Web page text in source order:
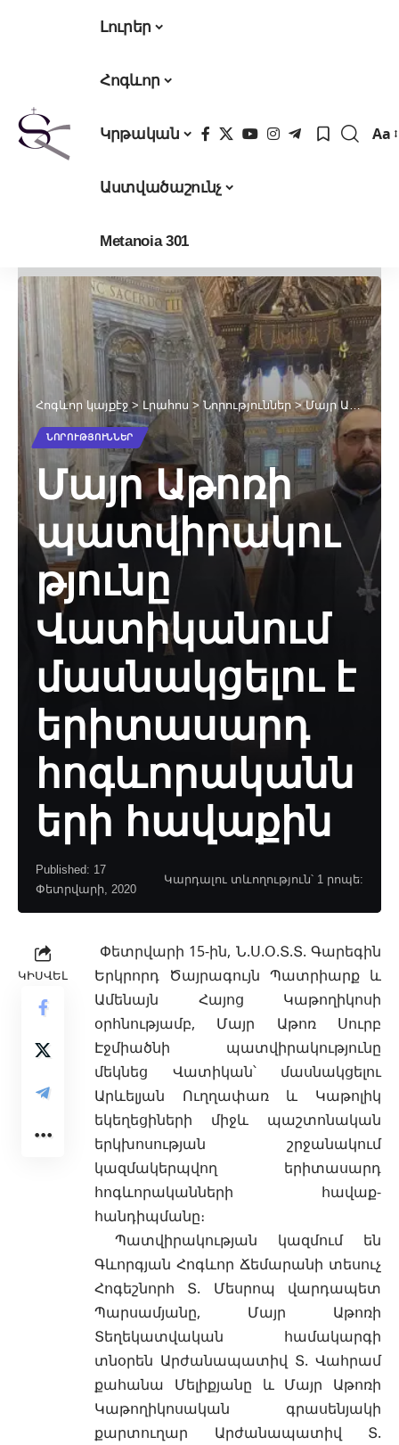
Լուրեր
Հոգևոր
Կրթական
Աստվածաշունչ
Metanoia 301
Aa
Հոգևոր կայքէջ> Լրահոս >Նորություններ>Մայր Աթոռի պատվիրակությունը Վատիկանում մասնակցելու է երիտասարդ հոգևորականների հավաքին
ՆՈՐՈՒԹՅՈՒՆՆԵՐ
Մայր Աթոռի
պատվիրակու
թյունը
Վատիկանում
մասնակցելու է
երիտասարդ
հոգևորականն
երի հավաքին
Published: 17
Փետրվարի, 2020
Կարդալու տևողություն՝ 1 րոպե:
ԿԻՍՎԵԼ
Փետրվարի 15-ին, Ն.Ս.Օ.Տ.Տ. Գարեգին
Երկրորդ Ծայրագույն Պատրիարք և
Ամենայն Հայոց Կաթողիկոսի
օրհնությամբ, Մայր Աթոռ Սուրբ
Էջմիածնի պատվիրակությունը
մեկնեց Վատիկան՝ մասնակցելու
Արևելյան Ուղղափառ և Կաթոլիկ
եկեղեցիների միջև պաշտոնական
երկխոսության շրջանակում
կազմակերպվող երիտասարդ
հոգևորականների հավաք-
հանդիպմանը։
Պատվիրակության կազմում են
Գևորգյան Հոգևոր Ճեմարանի տեսուչ
Հոգեշնորհ Տ. Մեսրոպ վարդապետ
Պարսամյանը, Մայր Աթոռի
Տեղեկատվական համակարգի
տնօրեն Արժանապատիվ Տ. Վահրամ
քահանա Մելիքյանը և Մայր Աթոռի
Կաթողիկոսական գրասենյակի
քարտուղար Արժանապատիվ Տ.